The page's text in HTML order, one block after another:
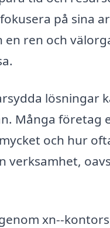
på sina
ren och
lösningar
Många företag
och hur
verksamhet,
xn--